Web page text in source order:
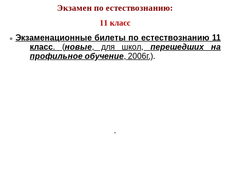
Экзамен по естествознанию:
11 класс
● Экзаменационные билеты по естествознанию 11
класс. (новые, для школ,перешедших на
профильное обучение, 2006г.).
.